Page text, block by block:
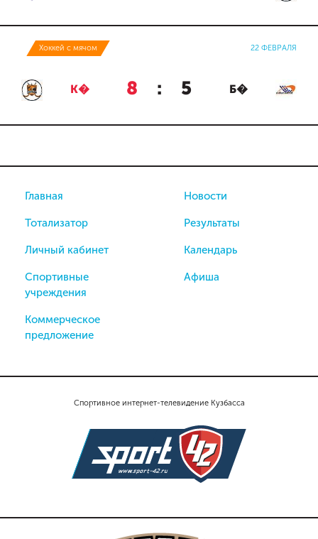
Хоккей с мячом 22 ФЕВРАЛЯ
К� 8 : 5 Б�
Спортивное интернет-телевидение Кузбасса
Главная
Тотализатор
Личный кабинет
Спортивные
учреждения
Коммерческое
предложение
Новости
Результаты
Календарь
Афиша